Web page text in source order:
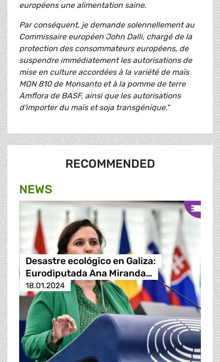
européens une alimentation saine.
Par conséquent, je demande solennellement au
Commissaire européen John Dalli, chargé de la
protection des consommateurs européens, de
suspendre immédiatement les autorisations de
mise en culture accordées à la variété de maïs
MON 810 de Monsanto et à la pomme de terre
Amflora de BASF, ainsi que les autorisations
d'importer du maïs et soja transgénique."
RECOMMENDED
NEWS
Desastre ecológico en Galiza:
Eurodiputada Ana Miranda…
18.01.2024